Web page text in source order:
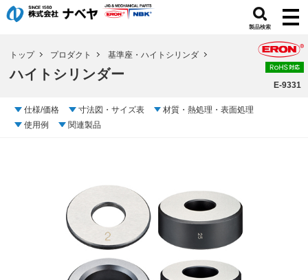
製品検索
トップ プロダクト 基準座・ハイトシリンダ
ハイトシリンダー
E-9331
仕様/価格 寸法図・サイズ表
材質・熱処理・表面処理
使用例
関連製品